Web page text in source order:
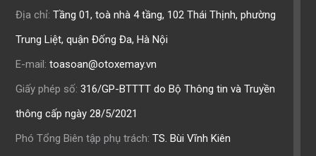
Địa chỉ: Tầng 01, toà nhà 4 tầng, 102 Thái Thịnh, phường
Trung Liệt, quận Đống Đa, Hà Nội
E-mail: toasoan@otoxemay.vn
Giấy phép số: 316/GP-BTTTT do Bộ Thông tin và Truyền
thông cấp ngày 28/5/2021
Phó Tổng Biên tập phụ trách: TS. Bùi Vĩnh Kiên